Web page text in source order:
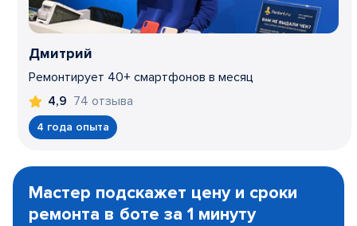
Дмитрий
Ремонтирует 40+ смартфонов в месяц
4,9 74 отзыва
4 года опыта
1
Мастер подскажет цену и сроки
ремонта в боте за 1 минуту